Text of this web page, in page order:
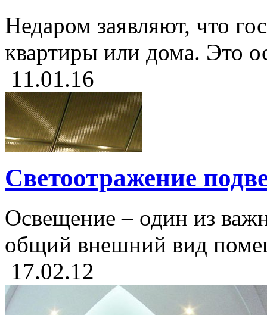
Недаром заявляют, что
квартиры или дома. Это
11.01.16
Светоотражение
Освещение – один из
общий внешний вид
17.02.12